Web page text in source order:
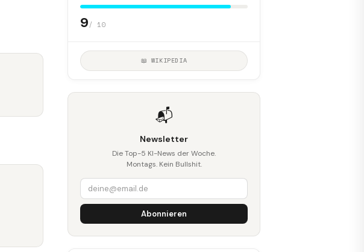
9/ 10
📖 WIKIPEDIA
📬
Newsletter
Die Top-5 KI-News der Woche.
Montags. Kein Bullshit.
Abonnieren